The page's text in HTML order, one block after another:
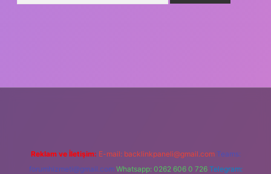
Reklam ve İletişim: E-mail: backlinkpaneli@gmail.com Teams:
forumhizmeti@gmail.com Whatsapp: 0262 606 0 726 Telegram: